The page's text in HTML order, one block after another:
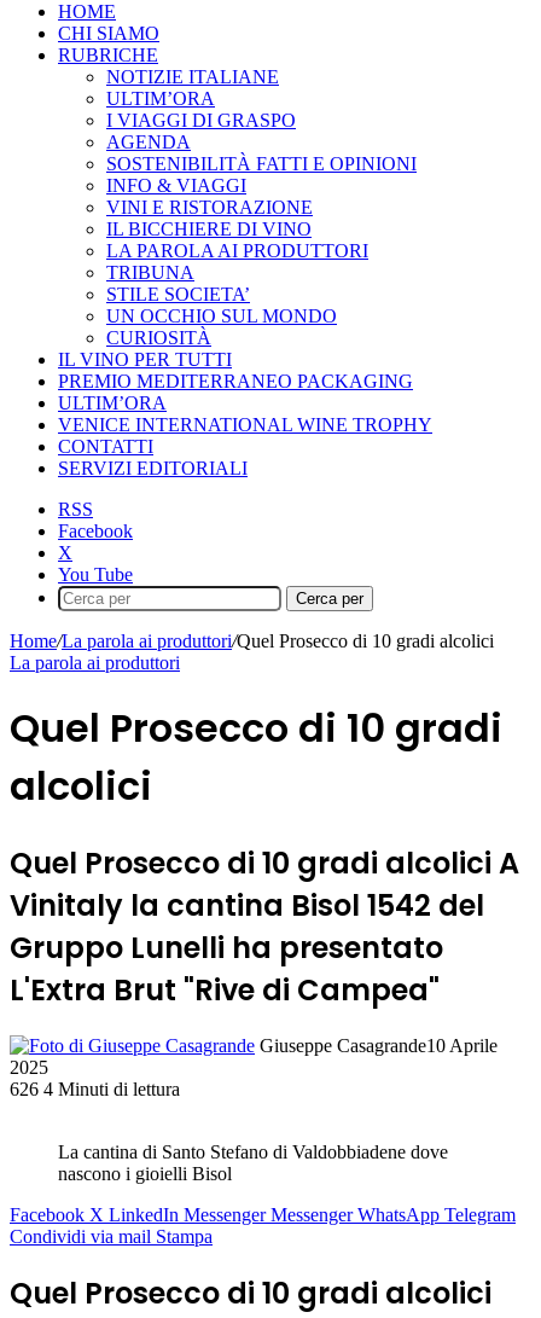
HOME
CHI SIAMO
RUBRICHE
NOTIZIE ITALIANE
ULTIM’ORA
I VIAGGI DI GRASPO
AGENDA
SOSTENIBILITÀ FATTI E OPINIONI
INFO & VIAGGI
VINI E RISTORAZIONE
IL BICCHIERE DI VINO
LA PAROLA AI PRODUTTORI
TRIBUNA
STILE SOCIETA’
UN OCCHIO SUL MONDO
CURIOSITÀ
IL VINO PER TUTTI
PREMIO MEDITERRANEO PACKAGING
ULTIM’ORA
VENICE INTERNATIONAL WINE TROPHY
CONTATTI
SERVIZI EDITORIALI
RSS
Facebook
X
You Tube
Cerca per
Home/La parola ai produttori/Quel Prosecco di 10 gradi alcolici
La parola ai produttori
Quel Prosecco di 10 gradi
alcolici
Quel Prosecco di 10 gradi alcolici A
Vinitaly la cantina Bisol 1542 del
Gruppo Lunelli ha presentato
L'Extra Brut "Rive di Campea"
Giuseppe Casagrande10 Aprile
2025
626 4 Minuti di lettura
La cantina di Santo Stefano di Valdobbiadene dove
nascono i gioielli Bisol
Facebook X LinkedIn Messenger Messenger WhatsApp Telegram
Condividi via mail Stampa
Quel Prosecco di 10 gradi alcolici